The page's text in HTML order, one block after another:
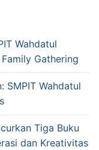
Wahdatul
Gathering
SMPIT Wahdatul
Tiga Buku
dan Kreativitas